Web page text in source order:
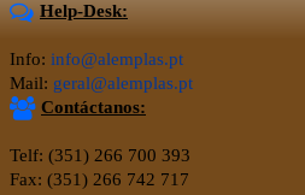
Help-Desk:
Info: info@alemplas.pt
Mail: geral@alemplas.pt
Contáctanos:
Telf: (351) 266 700 393
Fax: (351) 266 742 717